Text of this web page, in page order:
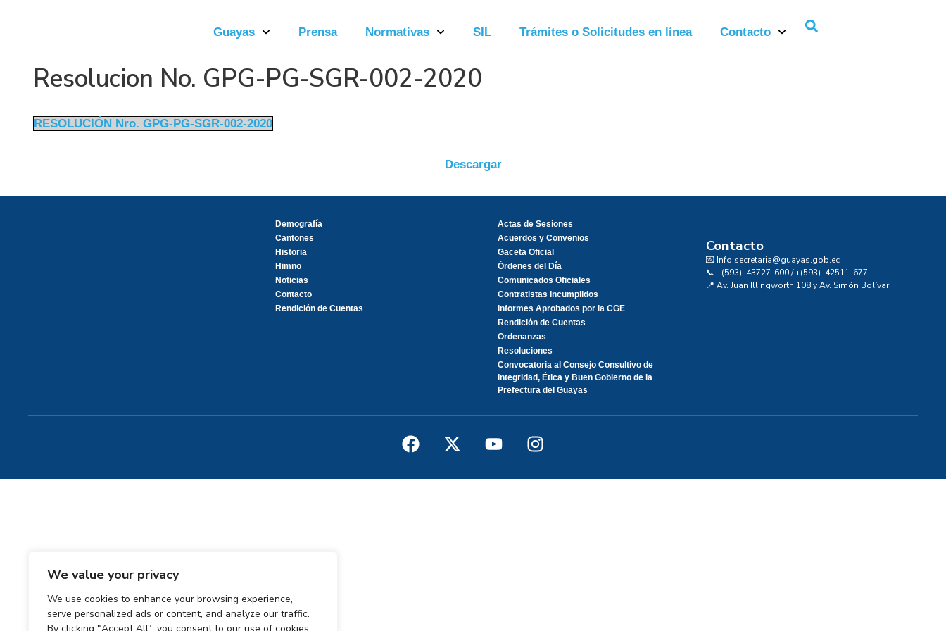
We value your privacy
We use cookies to enhance your browsing experience,
serve personalized ads or content, and analyze our traffic.
Guayas Prensa Normativas SIL Trámites o Solicitudes en línea Contacto
Resolucion No. GPG-PG-SGR-002-2020
RESOLUCIÓN Nro. GPG-PG-SGR-002-2020
Descargar
Demografía
Cantones
Historia
Himno
Noticias
Contacto
Rendición de Cuentas
Actas de Sesiones
Acuerdos y Convenios
Gaceta Oficial
Órdenes del Día
Comunicados Oficiales
Contratistas Incumplidos
Informes Aprobados por la CGE
Rendición de Cuentas
Ordenanzas
Resoluciones
Convocatoria al Consejo Consultivo de
Integridad, Ética y Buen Gobierno de la
Prefectura del Guayas
Contacto
💌 Info.secretaria@guayas.gob.ec
📞 +(593) 43727-600 / +(593) 42511-677
📍 Av. Juan Illingworth 108 y Av. Simón Bolívar